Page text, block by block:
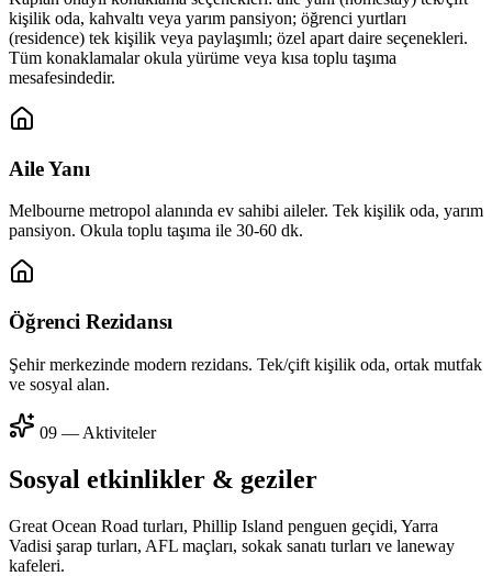
kişilik oda, kahvaltı veya yarım pansiyon; öğrenci yurtları
(residence) tek kişilik veya paylaşımlı; özel apart daire seçenekleri.
Tüm konaklamalar okula yürüme veya kısa toplu taşıma
mesafesindedir.
Aile Yanı
Melbourne metropol alanında ev sahibi aileler. Tek kişilik oda, yarım
pansiyon. Okula toplu taşıma ile 30-60 dk.
Öğrenci Rezidansı
Şehir merkezinde modern rezidans. Tek/çift kişilik oda, ortak mutfak
ve sosyal alan.
09 — Aktiviteler
Sosyal etkinlikler & geziler
Great Ocean Road turları, Phillip Island penguen geçidi, Yarra
Vadisi şarap turları, AFL maçları, sokak sanatı turları ve laneway
kafeleri.